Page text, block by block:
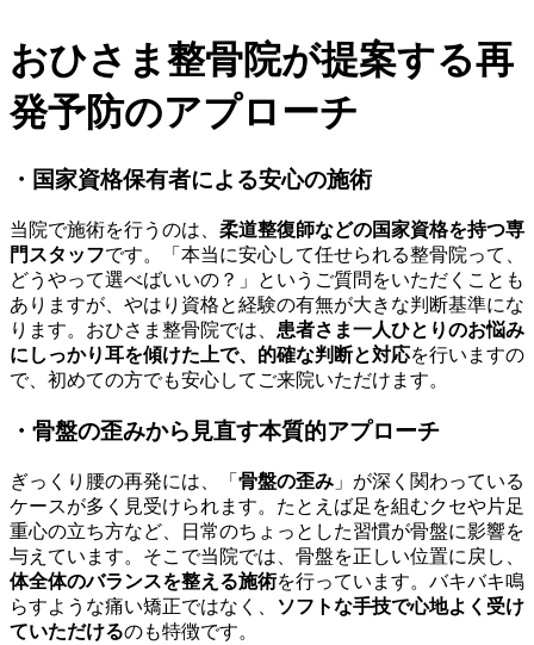
おひさま整骨院が提案する再
発予防のアプローチ
・国家資格保有者による安心の施術
当院で施術を行うのは、 柔道整復師などの国家資格を持つ専
門スタッフです。「本当に安心して任せられる整骨院って、
どうやって選べばいいの？」というご質問をいただくことも
ありますが、やはり資格と経験の有無が大きな判断基準にな
ります。おひさま整骨院では、 患者さま一人ひとりのお悩み
にしっかり耳を傾けた上で、的確な判断と対応を行いますの
で、初めての方でも安心してご来院いただけます。
・骨盤の歪みから見直す本質的アプローチ
ぎっくり腰の再発には、「 骨盤の歪み 」が深く関わっている
ケースが多く見受けられます。たとえば足を組むクセや片足
重心の立ち方など、日常のちょっとした習慣が骨盤に影響を
与えています。そこで当院では、骨盤を正しい位置に戻し、
体全体のバランスを整える施術を行っています。バキバキ鳴
らすような痛い矯正ではなく、
ソフトな手技で心地よく受け
ていただけるのも特徴です。